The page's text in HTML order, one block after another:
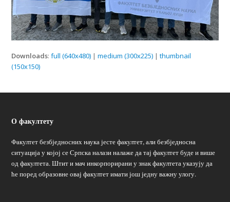
Downloads:full (640x480) |medium (300x225) |thumbnail
(150x150)
О факултету
Факултет безбједносних наука јесте факултет, али безбједносна
ситуација у којој се Српска налази налаже да тај факултет буде и више
од факултета. Штит и мач инкорпорирани у знак факултета указују да
ће поред образовне овај факултет имати још једну важну улогу.